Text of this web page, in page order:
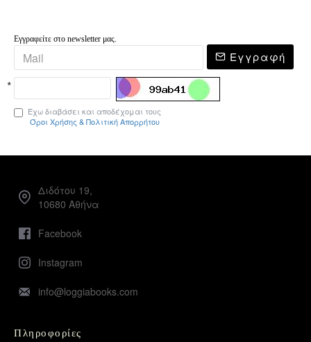
Εγγραφείτε στο newsletter μας.
Εγγραφή
Έχω διαβάσει και αποδέχομαι τους
Όροι Χρήσης & Πολιτική Απορρήτου
Διδότου 19,
10680 Αθήνα
Facebook
Instagram
info@loggiabooks.com
Πληροφορίες